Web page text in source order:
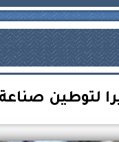
صناعة